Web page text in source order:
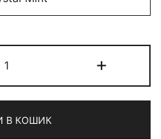
Martin's
Iridescent
кількість
+
В КОШИК